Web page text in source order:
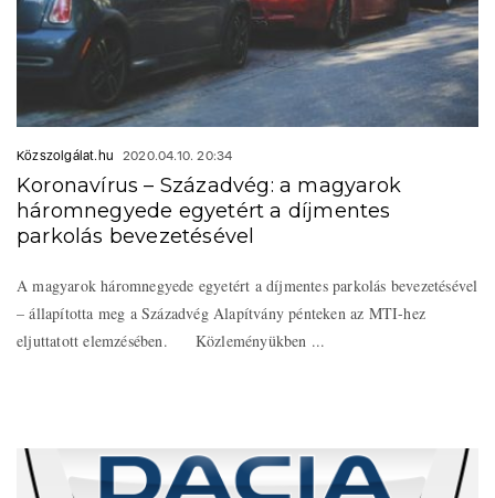
Közszolgálat.hu 2020.04.10. 20:34
Koronavírus – Századvég: a magyarok
háromnegyede egyetért a díjmentes
parkolás bevezetésével
A magyarok háromnegyede egyetért a díjmentes parkolás bevezetésével
– állapította meg a Századvég Alapítvány pénteken az MTI-hez
eljuttatott elemzésében. Közleményükben ...